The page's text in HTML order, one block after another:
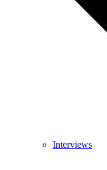
Interviews